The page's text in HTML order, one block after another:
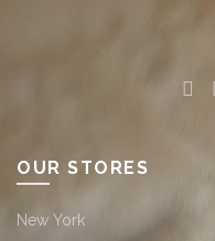
OUR STORES
New York